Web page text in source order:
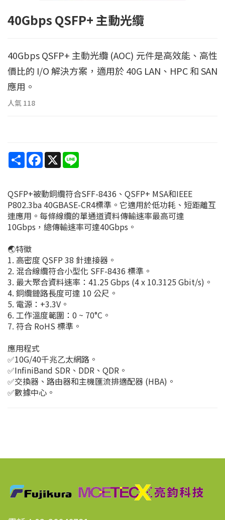
40Gbps QSFP+ 主動光纜
40Gbps QSFP+ 主動光纜 (AOC) 元件是高效能、高性
價比的 I/O 解決方案，適用於 40G LAN、HPC 和 SAN
應用。
人氣 118
Share Facebook
X
QSFP+被動銅纜符合SFF-8436、QSFP+ MSA和IEEE
P802.3ba 40GBASE-CR4標準。它適用於低功耗、短距離互
連應用。每條線纜的單通道資料傳輸速率最高可達
10Gbps，總傳輸速率可達40Gbps。
🌏特徵
1. 高密度 QSFP 38 針連接器。
2. 混合線纜符合小型化 SFF-8436 標準。
3. 最大聚合資料速率：41.25 Gbps (4 x 10.3125 Gbit/s)。
4. 銅纜鏈路長度可達 10 公尺。
5. 電源：+3.3V。
6. 工作溫度範圍：0 ~ 70°C。
7. 符合 RoHS 標準。
應用程式
✅10G/40千兆乙太網路。
✅InfiniBand SDR、DDR、QDR。
✅交換器、路由器和主機匯流排適配器 (HBA)。
✅數據中心。